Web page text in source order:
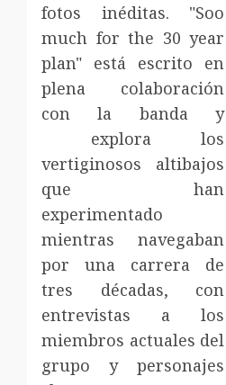
fotos inéditas. "Soo
much for the 30 year
plan" está escrito en
plena colaboración
con la banda y
explora los
vertiginosos altibajos
que han
experimentado
mientras navegaban
por una carrera de
tres décadas, con
entrevistas a los
miembros actuales del
grupo y personajes